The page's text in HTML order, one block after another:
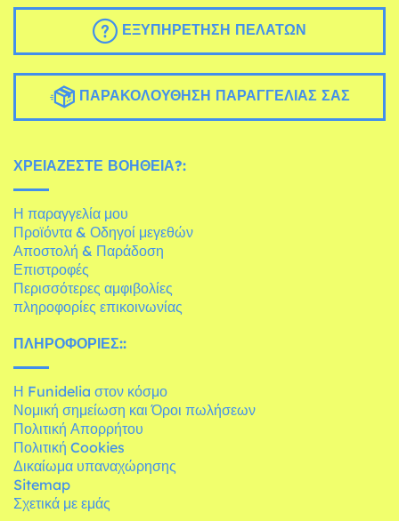
ΕΞΥΠΗΡΈΤΗΣΗ ΠΕΛΑΤΏΝ
ΠΑΡΑΚΟΛΟΎΘΗΣΗ ΠΑΡΑΓΓΕΛΊΑΣ ΣΑΣ
ΧΡΕΙΆΖΕΣΤΕ ΒΟΉΘΕΙΑ?:
Η παραγγελία μου
Προϊόντα & Οδηγοί μεγεθών
Αποστολή & Παράδοση
Επιστροφές
Περισσότερες αμφιβολίες
πληροφορίες επικοινωνίας
ΠΛΗΡΟΦΟΡΊΕΣ::
Η Funidelia στον κόσμο
Νομική σημείωση και Όροι πωλήσεων
Πολιτική Απορρήτου
Πολιτική Cookies
Δικαίωμα υπαναχώρησης
Sitemap
Σχετικά με εμάς